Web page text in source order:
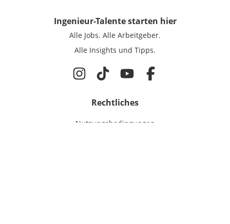
Ingenieur-Talentestarten hier
Alle Jobs. Alle Arbeitgeber.
Alle Insights und Tipps.
Rechtliches
Nutzungsbedingungen